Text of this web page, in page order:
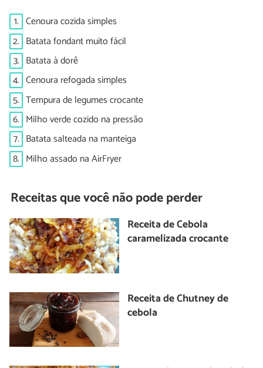
1. Cenoura cozida simples
2. Batata fondant muito fácil
3. Batata à dorê
4. Cenoura refogada simples
5. Tempura de legumes crocante
6. Milho verde cozido na pressão
7. Batata salteada na manteiga
8. Milho assado na AirFryer
Receitas que você não pode perder
Receita de Cebola
caramelizada crocante
Receita de Chutney de
cebola